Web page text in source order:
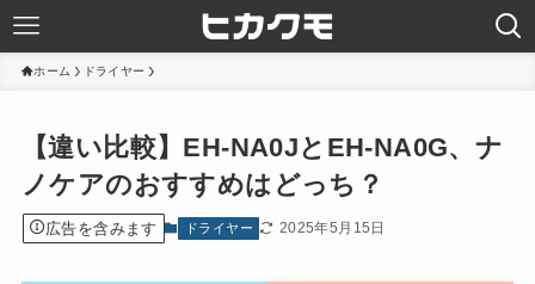
ホーム ドライヤー
【違い比較】EH-NA0JとEH-NA0G、ナ
ノケアのおすすめはどっち？
広告を含みます ドライヤー 2025年5月15日